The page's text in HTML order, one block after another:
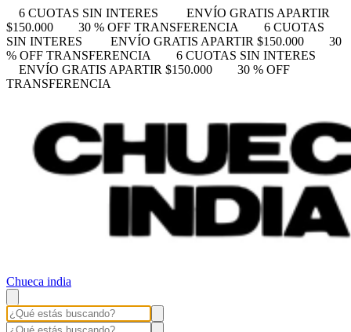
6 CUOTAS SIN INTERES
ENVÍO GRATIS APARTIR
$150.000
30 % OFF TRANSFERENCIA
6 CUOTAS
SIN INTERES
ENVÍO GRATIS APARTIR $150.000
30
% OFF TRANSFERENCIA
6 CUOTAS SIN INTERES
ENVÍO GRATIS APARTIR $150.000
30 % OFF
TRANSFERENCIA
Chueca india